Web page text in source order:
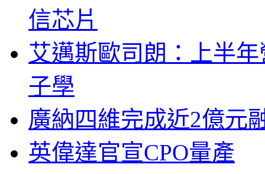
信芯片
艾邁斯歐司朗：上半
子學
廣納四維完成近2億元
英偉達官宣CPO量產